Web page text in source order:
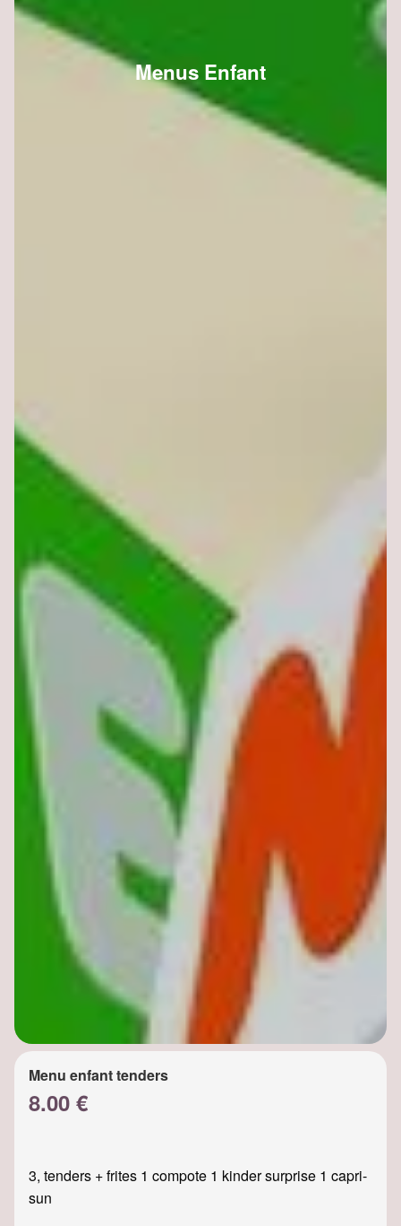
Menus Enfant
Menu enfant tenders
8.00 €
3, tenders + frites 1 compote 1 kinder surprise 1 capri-
sun